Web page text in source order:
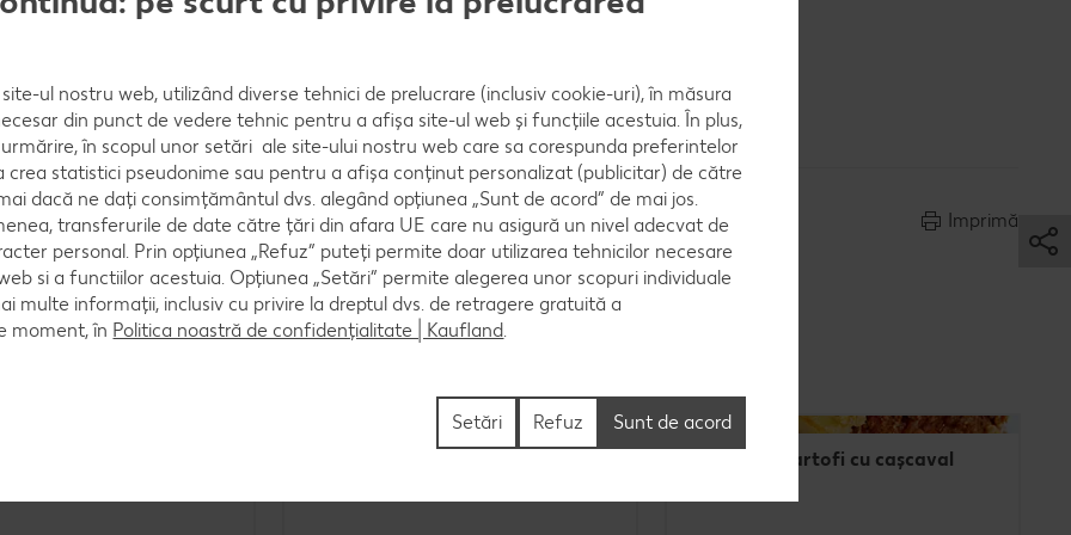
de legume.
Imprimă
tine
Musaca de cartofi cu cașcaval
ul nostru web, utilizând diverse tehnici de prelucrare (inclusiv cookie-uri), în măsura
din punct de vedere tehnic pentru a afișa site-ul web și funcțiile acestuia. În plus,
în scopul unor setări ale site-ului nostru web care sa corespunda preferintelor
crea statistici pseudonime sau pentru a afișa conținut personalizat (publicitar) de către
dacă ne dați consimțământul dvs. alegând opțiunea „Sunt de acord” de mai jos.
transferurile de date către țări din afara UE care nu asigură un nivel adecvat de
personal. Prin opțiunea „Refuz” puteți permite doar utilizarea tehnicilor necesare
si a functiilor acestuia. Opțiunea „Setări” permite alegerea unor scopuri individuale
multe informații, inclusiv cu privire la dreptul dvs. de retragere gratuită a
moment, în Politica noastră de confidențialitate | Kaufland.
Refuz Sunt de acord
Setări